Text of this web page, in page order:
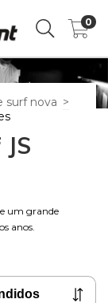
0
surf nova >
um grande
anos.